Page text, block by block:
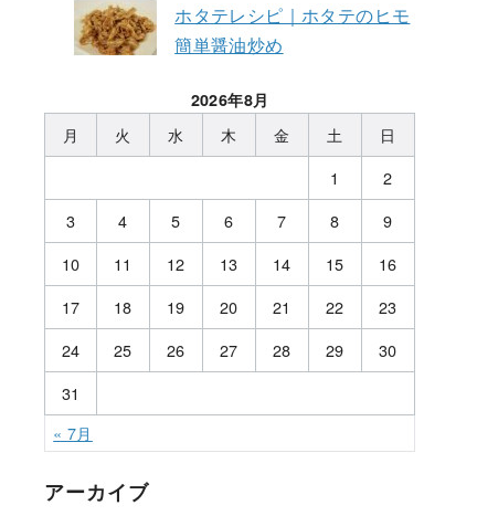
ホタテレシピ｜ホタテのヒモ
簡単醤油炒め
2026年8月
月 火 水 木 金 土
日
1
2
3
4 5 6 7 8
9
10
11 12 13 14 15
16
17
18 19 20 21 22
23
24
25 26 27 28 29
30
31
« 7月
アーカイブ